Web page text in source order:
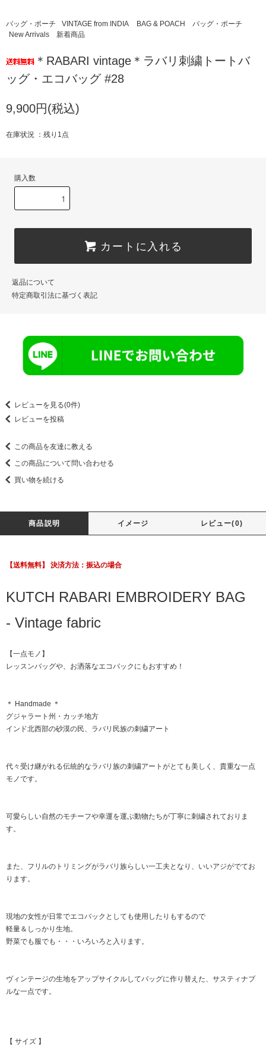
バッグ・ポーチ VINTAGE from INDIA
BAG & POACH バッグ・ポーチ
New Arrivals 新着商品
＊RABARI vintage＊ラバリ刺繍トートバ
ッグ・エコバッグ #28
9,900円(税込)
在庫状況 ：残り1点
購入数
カートに入れる
返品について
特定商取引法に基づく表記
レビューを見る(0件)
レビューを投稿
この商品を友達に教える
この商品について問い合わせる
買い物を続ける
商品説明 イメージ レビュー(0)
【送料無料】 決済方法：振込の場合
KUTCH RABARI EMBROIDERY BAG
- Vintage fabric
【一点モノ】
レッスンバッグや、お洒落なエコバックにもおすすめ！
＊ Handmade ＊
グジャラート州・カッチ地方
インド北西部の砂漠の民、ラバリ民族の刺繍アート
代々受け継がれる伝統的なラバリ族の刺繍アートがとても美しく、貴重な一点
モノです。
可愛らしい自然のモチーフや幸運を運ぶ動物たちが丁寧に刺繍されておりま
す。
また、フリルのトリミングがラバリ族らしい一工夫となり、いいアジがでてお
ります。
現地の女性が日常でエコバックとしても使用したりもするので
軽量＆しっかり生地。
野菜でも服でも・・・いろいろと入ります。
ヴィンテージの生地をアップサイクルしてバッグに作り替えた、サスティナブ
ルな一点です。
【 サイズ 】